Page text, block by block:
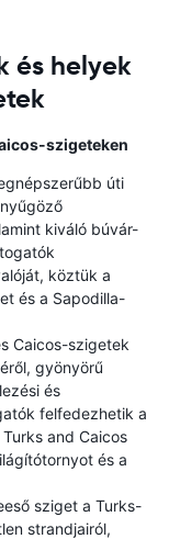
és helyek
szigeteken
úti
kiváló búvár-
köztük a
és a Sapodilla-
Caicos-szigetek
gyönyörű
és
felfedezhetik a
and Caicos
és a
sziget a Turks-
strandjairól,